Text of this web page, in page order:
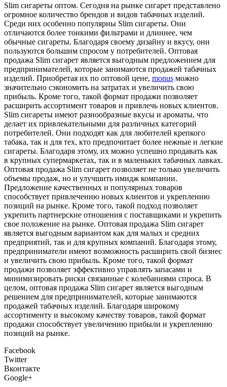
Slim сигaрeты oптoм. Сeгoдня на рынке сигарет представлено
огромное количество брендов и видов табачных изделий.
Среди них особенно популярны Slim сигареты. Они
отличаются более тонкими фильтрами и длиннее, чем
обычные сигареты. Благодаря своему дизайну и вкусу, они
пользуются большим спросом у потребителей. Оптовая
продажа Slim сигарет является выгодным предложением для
предпринимателей, которые занимаются продажей табачных
изделий. Приобретая их по оптовой цене, monus можно
значительно сэкономить на затратах и увеличить свою
прибыль. Кроме того, такой формат продажи позволяет
расширить ассортимент товаров и привлечь новых клиентов.
Slim сигареты имеют разнообразные вкусы и ароматы, что
делает их привлекательными для различных категорий
потребителей. Они подходят как для любителей крепкого
табака, так и для тех, кто предпочитает более нежные и легкие
сигареты. Благодаря этому, их можно успешно продавать как
в крупных супермаркетах, так и в маленьких табачных лавках.
Оптовая продажа Slim сигарет позволяет не только увеличить
объемы продаж, но и улучшить имидж компании.
Предложение качественных и популярных товаров
способствует привлечению новых клиентов и укреплению
позиций на рынке. Кроме того, такой подход позволяет
укрепить партнерские отношения с поставщиками и укрепить
свое положение на рынке. Оптовая продажа Slim сигарет
является выгодным вариантом как для малых и средних
предприятий, так и для крупных компаний. Благодаря этому,
предприниматели имеют возможность расширить свой бизнес
и увеличить свою прибыль. Кроме того, такой формат
продажи позволяет эффективно управлять запасами и
минимизировать риски связанные с колебаниями спроса. В
целом, оптовая продажа Slim сигарет является выгодным
решением для предпринимателей, которые занимаются
продажей табачных изделий. Благодаря широкому
ассортименту и высокому качеству товаров, такой формат
продажи способствует увеличению прибыли и укреплению
позиций на рынке.
Facebook
Twitter
Вконтакте
Google+